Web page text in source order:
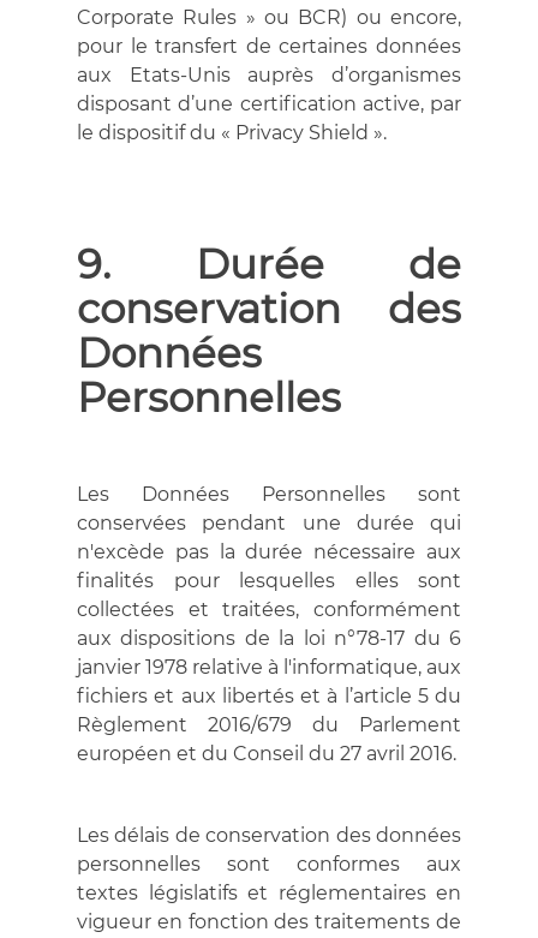
Corporate Rules » ou BCR) ou encore,
pour le transfert de certaines données
aux Etats-Unis auprès d’organismes
disposant d’une certification active, par
le dispositif du « Privacy Shield ».
9. Durée de
conservation des
Données
Personnelles
Les Données Personnelles sont
conservées pendant une durée qui
n'excède pas la durée nécessaire aux
finalités pour lesquelles elles sont
collectées et traitées, conformément
aux dispositions de la loi n°78-17 du 6
janvier 1978 relative à l'informatique, aux
fichiers et aux libertés et à l’article 5 du
Règlement 2016/679 du Parlement
européen et du Conseil du 27 avril 2016.
Les délais de conservation des données
personnelles sont conformes aux
textes législatifs et réglementaires en
vigueur en fonction des traitements de